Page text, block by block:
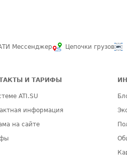
Мессенджер Цепочки грузов
И ТАРИФЫ
ATI.SU
информация
на сайте